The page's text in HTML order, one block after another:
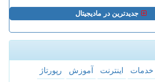
جدیدترین در مادیجیتال
خدمات اینترنت آموزش
رپورتاژ